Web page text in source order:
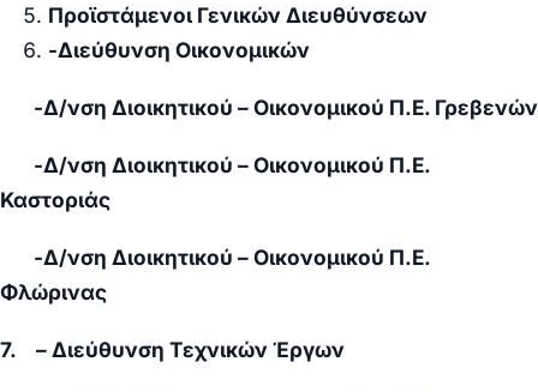
Προϊστάμενοι Γενικών Διευθύνσεων
-Διεύθυνση Οικονομικών
-Δ/νση Διοικητικού – Οικονομικού Π.Ε. Γρεβενών
-Δ/νση Διοικητικού – Οικονομικού Π.Ε.
Καστοριάς
-Δ/νση Διοικητικού – Οικονομικού Π.Ε.
Φλώρινας
7. – Διεύθυνση Τεχνικών Έργων